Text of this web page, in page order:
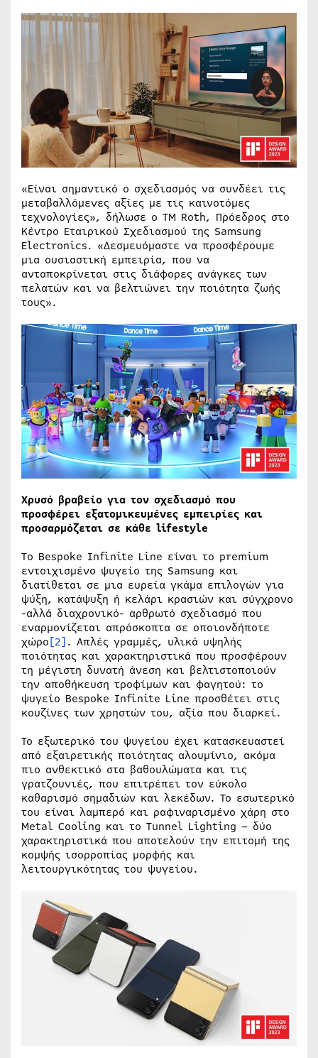
«Είναι σημαντικό ο σχεδιασμός να συνδέει τις
μεταβαλλόμενες αξίες με τις καινοτόμες
τεχνολογίες», δήλωσε ο TM Roth, Πρόεδρος στο
Κέντρο Εταιρικού Σχεδιασμού της Samsung
Electronics. «Δεσμευόμαστε να προσφέρουμε
μια ουσιαστική εμπειρία, που να
ανταποκρίνεται στις διάφορες ανάγκες των
πελατών και να βελτιώνει την ποιότητα ζωής
τους».
Χρυσό βραβείο για τον σχεδιασμό που
προσφέρει εξατομικευμένες εμπειρίες και
προσαρμόζεται σε κάθε lifestyle
To Bespoke Infinite Line είναι το premium
εντοιχισμένο ψυγείο της Samsung και
διατίθεται σε μια ευρεία γκάμα επιλογών για
ψύξη, κατάψυξη ή κελάρι κρασιών και σύγχρονο
-αλλά διαχρονικό- αρθρωτό σχεδιασμό που
εναρμονίζεται απρόσκοπτα σε οποιονδήποτε
χώρο[2]. Απλές γραμμές, υλικά υψηλής
ποιότητας και χαρακτηριστικά που προσφέρουν
τη μέγιστη δυνατή άνεση και βελτιστοποιούν
την αποθήκευση τροφίμων και φαγητού: το
ψυγείο Bespoke Infinite Line προσθέτει στις
κουζίνες των χρηστών του, αξία που διαρκεί.
Το εξωτερικό του ψυγείου έχει κατασκευαστεί
από εξαιρετικής ποιότητας αλουμίνιο, ακόμα
πιο ανθεκτικό στα βαθουλώματα και τις
γρατζουνιές, που επιτρέπει τον εύκολο
καθαρισμό σημαδιών και λεκέδων. Το εσωτερικό
του είναι λαμπερό και ραφιναρισμένο χάρη στο
Metal Cooling και το Tunnel Lighting – δύο
χαρακτηριστικά που αποτελούν την επιτομή της
κομψής ισορροπίας μορφής και
λειτουργικότητας του ψυγείου.